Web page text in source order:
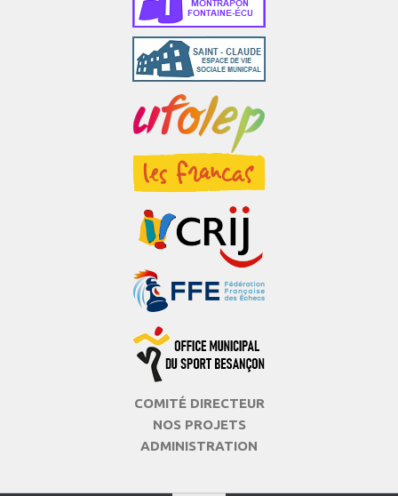
COMITÉ DIRECTEUR
NOS PROJETS
ADMINISTRATION